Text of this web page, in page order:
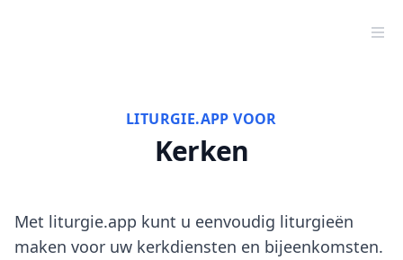
LITURGIE.APP VOOR
Kerken
Met liturgie.app kunt u eenvoudig liturgieën
maken voor uw kerkdiensten en bijeenkomsten.